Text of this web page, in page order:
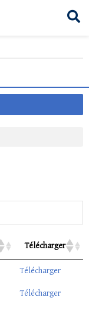
Télécharger
Télécharger
Télécharger